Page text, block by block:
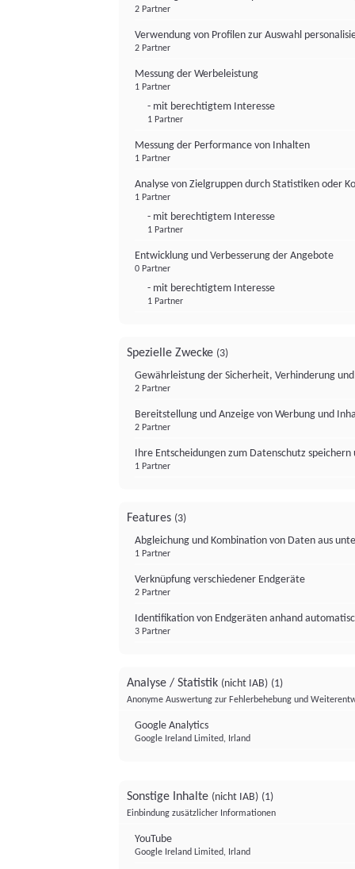
2 Partner
Verwendung von Profilen zur Auswahl
2 Partner
Messung der Werbeleistung
1 Partner
- mit berechtigtem Interesse
1 Partner
Messung der Performance von Inhalten
1 Partner
Analyse von Zielgruppen durch Statistiken oder
1 Partner
- mit berechtigtem Interesse
1 Partner
Entwicklung und Verbesserung der Angebote
0 Partner
- mit berechtigtem Interesse
1 Partner
Spezielle Zwecke (3)
Gewährleistung der Sicherheit, Verhinderung
2 Partner
Bereitstellung und Anzeige von Werbung und
2 Partner
Ihre Entscheidungen zum Datenschutz
1 Partner
Features (3)
Abgleichung und Kombination von Daten aus
1 Partner
Verknüpfung verschiedener Endgeräte
2 Partner
Identifikation von Endgeräten anhand
3 Partner
Analyse / Statistik (nicht IAB) (1)
Anonyme Auswertung zur Fehlerbehebung und
Google Analytics
Google Ireland Limited, Irland
Sonstige Inhalte (nicht IAB) (1)
Einbindung zusätzlicher Informationen
YouTube
Google Ireland Limited, Irland